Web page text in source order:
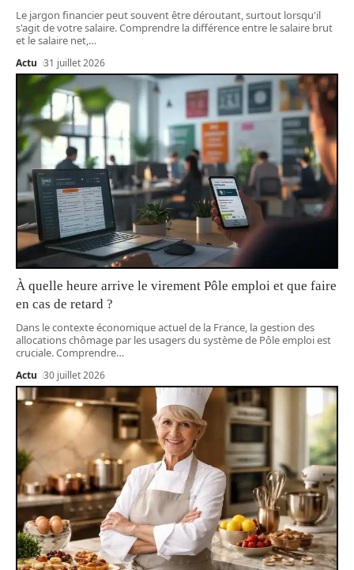
Le jargon financier peut souvent être déroutant, surtout lorsqu'il
s'agit de votre salaire. Comprendre la différence entre le salaire brut
et le salaire net,…
Actu 31 juillet 2026
À quelle heure arrive le virement Pôle emploi et que faire
en cas de retard ?
Dans le contexte économique actuel de la France, la gestion des
allocations chômage par les usagers du système de Pôle emploi est
cruciale. Comprendre…
Actu 30 juillet 2026